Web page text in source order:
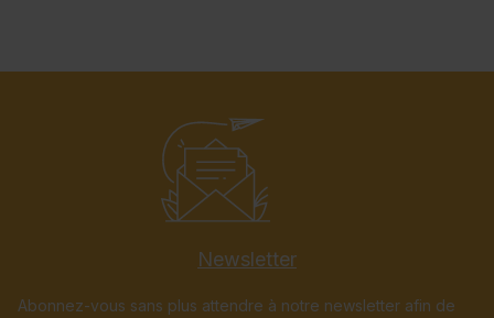
Newsletter
Abonnez-vous sans plus attendre à notre newsletter afin de